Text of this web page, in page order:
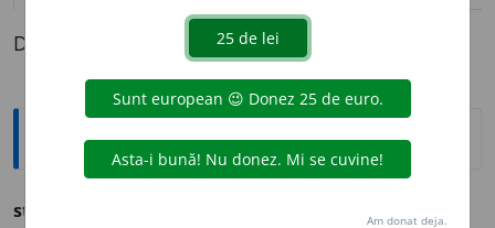
Definiția cu ID-ul 805324:
Explicative DEX
statornicie Am donat deja.